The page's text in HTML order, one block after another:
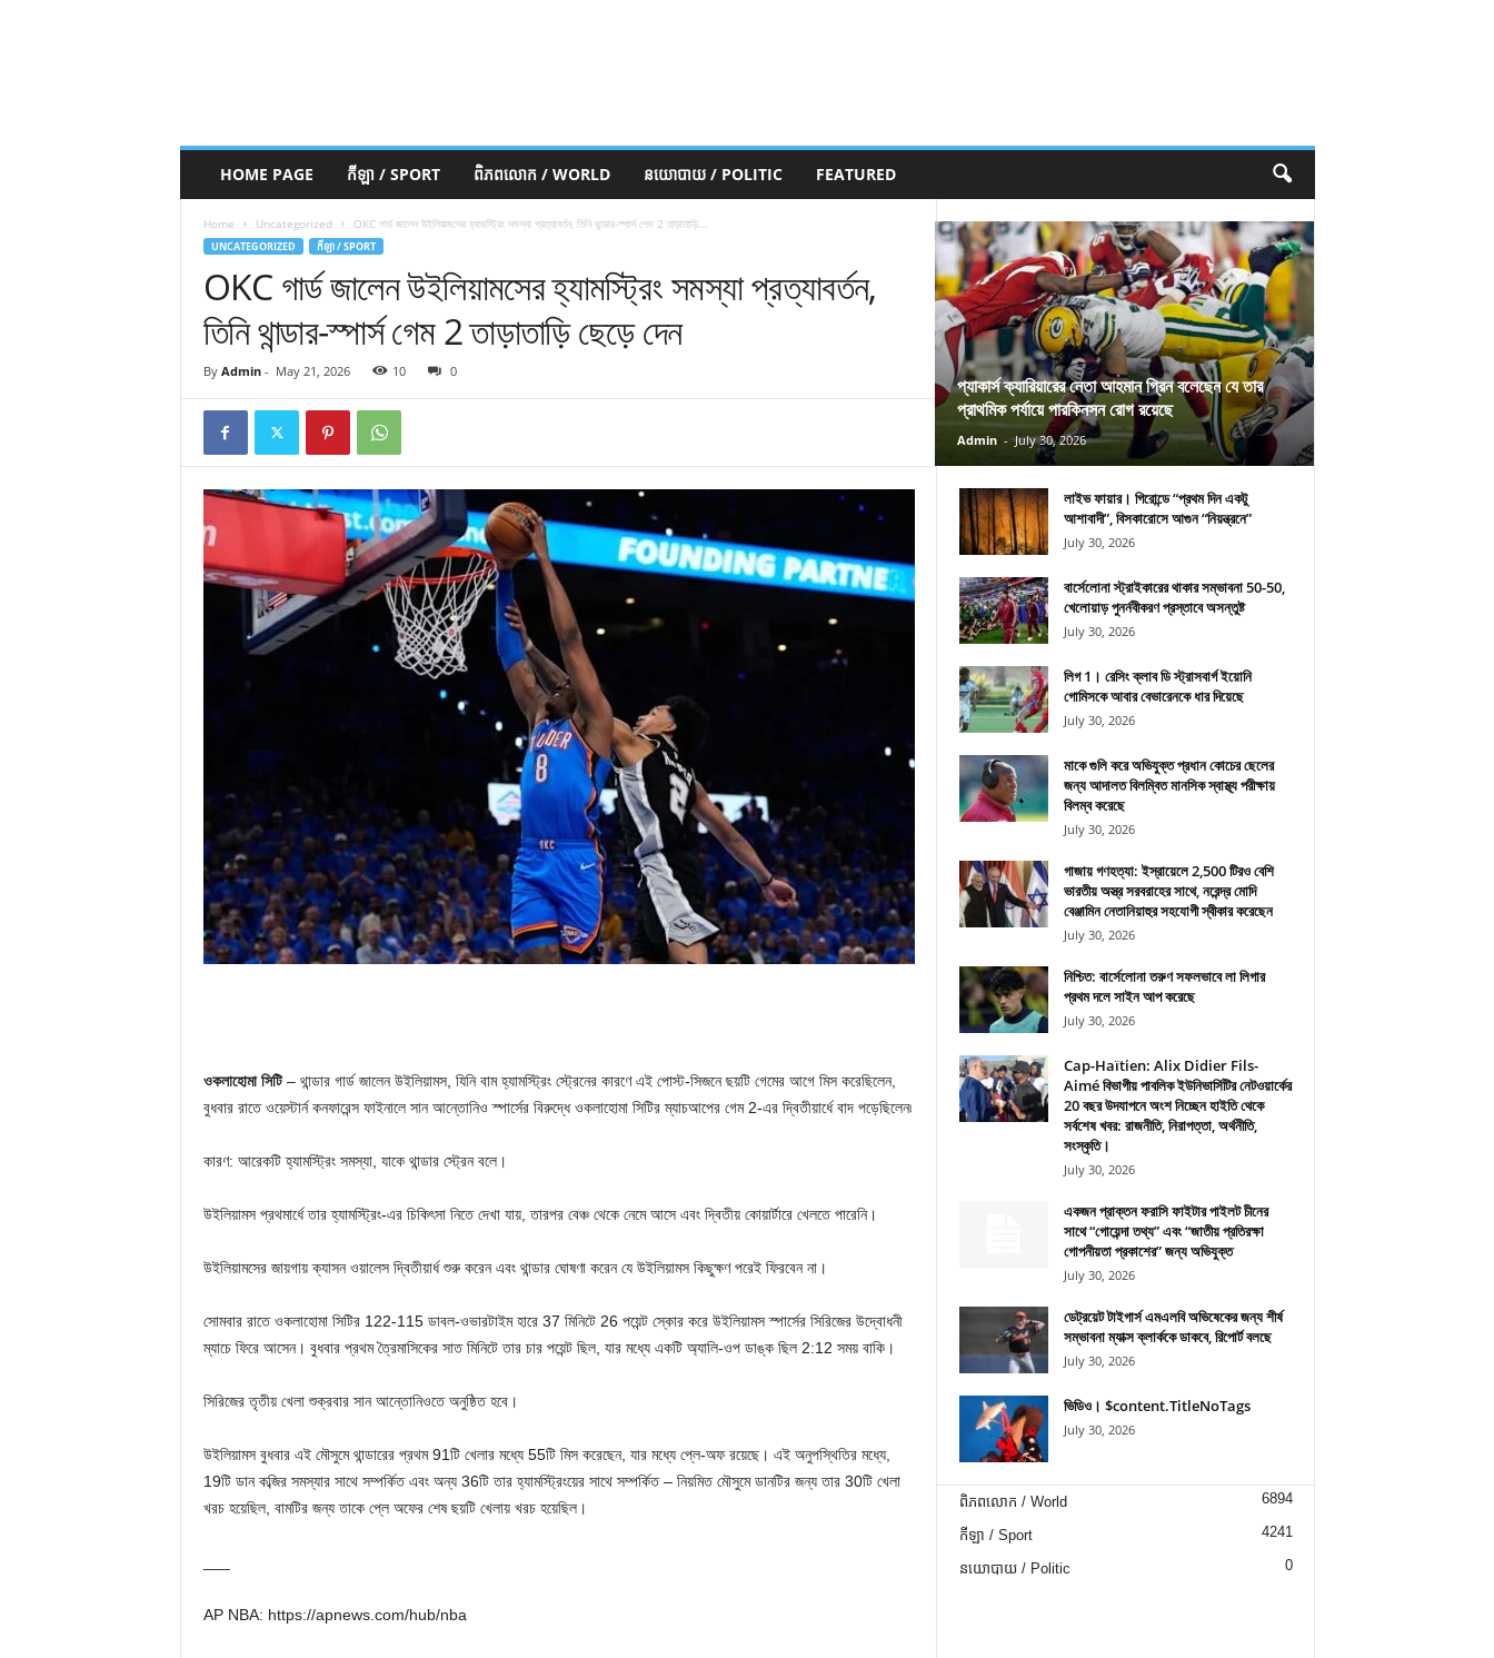
HOME PAGE កីឡា / SPORT ពិភពលោក / WORLD នយោបាយ / POLITIC FEATURED
Home Uncategorized OKC গার্ড জালেন উইলিয়ামসের হ্যামস্ট্রিং সমস্যা প্রত্যাবর্তন, তিনি থান্ডার-স্পার্স গেম 2 তাড়াতাড়ি...
UNCATEGORIZED កីឡា / SPORT
OKC গার্ড জালেন উইলিয়ামসের হ্যামস্ট্রিং সমস্যা প্রত্যাবর্তন,
তিনি থান্ডার-স্পার্স গেম 2 তাড়াতাড়ি ছেড়ে দেন
By Admin- May 21, 2026 10 0
ওকলাহোমা সিটি– থান্ডার গার্ড জালেন উইলিয়ামস, যিনি বাম হ্যামস্ট্রিং স্ট্রেনের কারণে এই পোস্ট-সিজনে ছয়টি গেমের আগে মিস করেছিলেন,
বুধবার রাতে ওয়েস্টার্ন কনফারেন্স ফাইনালে সান আন্তোনিও স্পার্সের বিরুদ্ধে ওকলাহোমা সিটির ম্যাচআপের গেম 2-এর দ্বিতীয়ার্ধে বাদ পড়েছিলেন৷
কারণ: আরেকটি হ্যামস্ট্রিং সমস্যা, যাকে থান্ডার স্ট্রেন বলে।
উইলিয়ামস প্রথমার্ধে তার হ্যামস্ট্রিং-এর চিকিৎসা নিতে দেখা যায়, তারপর বেঞ্চ থেকে নেমে আসে এবং দ্বিতীয় কোয়ার্টারে খেলতে পারেনি।
উইলিয়ামসের জায়গায় ক্যাসন ওয়ালেস দ্বিতীয়ার্ধ শুরু করেন এবং থান্ডার ঘোষণা করেন যে উইলিয়ামস কিছুক্ষণ পরেই ফিরবেন না।
সোমবার রাতে ওকলাহোমা সিটির 122-115 ডাবল-ওভারটাইম হারে 37 মিনিটে 26 পয়েন্ট স্কোর করে উইলিয়ামস স্পার্সের সিরিজের উদ্বোধনী
ম্যাচে ফিরে আসেন। বুধবার প্রথম ত্রৈমাসিকের সাত মিনিটে তার চার পয়েন্ট ছিল, যার মধ্যে একটি অ্যালি-ওপ ডাঙ্ক ছিল 2:12 সময় বাকি।
সিরিজের তৃতীয় খেলা শুক্রবার সান আন্তোনিওতে অনুষ্ঠিত হবে।
উইলিয়ামস বুধবার এই মৌসুমে থান্ডারের প্রথম 91টি খেলার মধ্যে 55টি মিস করেছেন, যার মধ্যে প্লে-অফ রয়েছে। এই অনুপস্থিতির মধ্যে,
19টি ডান কব্জির সমস্যার সাথে সম্পর্কিত এবং অন্য 36টি তার হ্যামস্ট্রিংয়ের সাথে সম্পর্কিত – নিয়মিত মৌসুমে ডানটির জন্য তার 30টি খেলা
খরচ হয়েছিল, বামটির জন্য তাকে প্লে অফের শেষ ছয়টি খেলায় খরচ হয়েছিল।
AP NBA: https://apnews.com/hub/nba
প্যাকার্স ক্যারিয়ারের নেতা আহমান গ্রিন বলেছেন যে তার
প্রাথমিক পর্যায়ে পারকিনসন রোগ রয়েছে
Admin - July 30, 2026
লাইভ ফায়ার। গিরোন্ডে “প্রথম দিন একটু
আশাবাদী”, বিসকারোসে আগুন “নিয়ন্ত্রনে”
July 30, 2026
বার্সেলোনা স্ট্রাইকারের থাকার সম্ভাবনা 50-50,
খেলোয়াড় পুনর্নবীকরণ প্রস্তাবে অসন্তুষ্ট
July 30, 2026
লিগ 1। রেসিং ক্লাব ডি স্ট্রাসবার্গ ইয়োনি
গোমিসকে আবার বেভারেনকে ধার দিয়েছে
July 30, 2026
মাকে গুলি করে অভিযুক্ত প্রধান কোচের ছেলের
জন্য আদালত বিলম্বিত মানসিক স্বাস্থ্য পরীক্ষায়
বিলম্ব করেছে
July 30, 2026
গাজায় গণহত্যা: ইস্রায়েলে 2,500 টিরও বেশি
ভারতীয় অস্ত্র সরবরাহের সাথে, নরেন্দ্র মোদি
বেঞ্জামিন নেতানিয়াহুর সহযোগী স্বীকার করেছেন
July 30, 2026
নিশ্চিত: বার্সেলোনা তরুণ সফলভাবে লা লিগার
প্রথম দলে সাইন আপ করেছে
July 30, 2026
Cap-Haïtien: Alix Didier Fils-
Aimé বিভাগীয় পাবলিক ইউনিভার্সিটির নেটওয়ার্কের
20 বছর উদযাপনে অংশ নিচ্ছেন হাইতি থেকে
সর্বশেষ খবর: রাজনীতি, নিরাপত্তা, অর্থনীতি,
সংস্কৃতি।
July 30, 2026
একজন প্রাক্তন ফরাসি ফাইটার পাইলট চীনের
সাথে “গোয়েন্দা তথ্য” এবং “জাতীয় প্রতিরক্ষা
গোপনীয়তা প্রকাশের” জন্য অভিযুক্ত
July 30, 2026
ডেট্রয়েট টাইগার্স এমএলবি অভিষেকের জন্য শীর্ষ
সম্ভাবনা ম্যাক্স ক্লার্ককে ডাকবে, রিপোর্ট বলছে
July 30, 2026
ভিডিও। $content.TitleNoTags
July 30, 2026
ពិភពលោក / World 6894
កីឡា / Sport 4241
នយោបាយ / Politic 0